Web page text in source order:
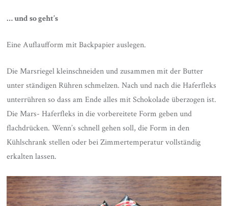
… und so geht’s
Eine Auflaufform mit Backpapier auslegen.
Die Marsriegel kleinschneiden und zusammen mit der Butter
unter ständigen Rühren schmelzen. Nach und nach die Haferfleks
unterrühren so dass am Ende alles mit Schokolade überzogen ist.
Die Mars- Haferfleks in die vorbereitete Form geben und
flachdrücken. Wenn’s schnell gehen soll, die Form in den
Kühlschrank stellen oder bei Zimmertemperatur vollständig
erkalten lassen.